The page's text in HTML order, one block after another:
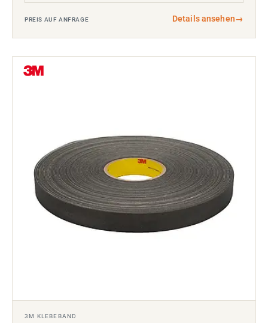
PREIS AUF ANFRAGE Details ansehen→
3M KLEBEBAND